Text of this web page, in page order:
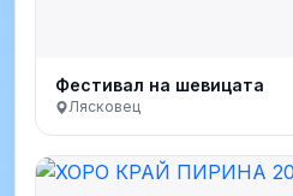
Фестивал на шевицата
Лясковец